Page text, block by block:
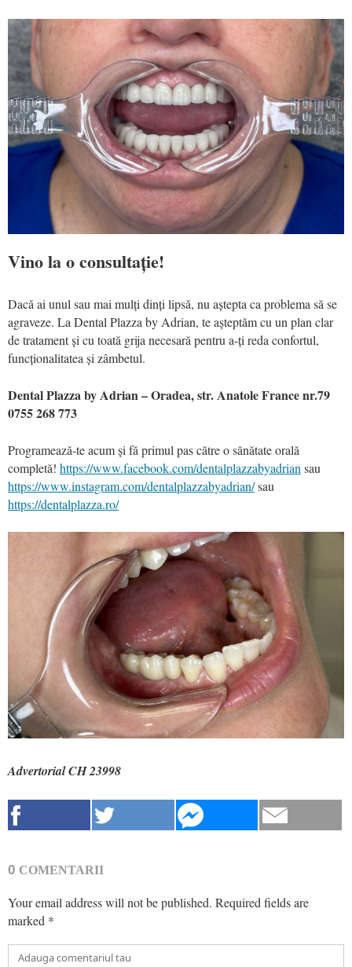
Vino la o consultație!
Dacă ai unul sau mai mulți dinți lipsă, nu aștepta ca problema să se
agraveze. La Dental Plazza by Adrian, te așteptăm cu un plan clar
de tratament și cu toată grija necesară pentru a-ți reda confortul,
funcționalitatea și zâmbetul.
Dental Plazza by Adrian – Oradea, str. Anatole France nr.79
0755 268 773
Programează-te acum și fă primul pas către o sănătate orală
completă! https://www.facebook.com/dentalplazzabyadrian sau
https://www.instagram.com/dentalplazzabyadrian/sau
https://dentalplazza.ro/
Advertorial CH 23998
0 COMENTARII
Your email address will not be published. Required fields are
marked *